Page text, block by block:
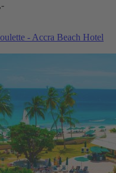
- Accra Beach Hotel